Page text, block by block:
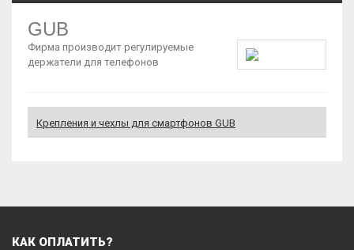
GUB
Фирма производит регулируемые
держатели для телефонов
Крепления и чехлы для смартфонов GUB
КАК ОПЛАТИТЬ?